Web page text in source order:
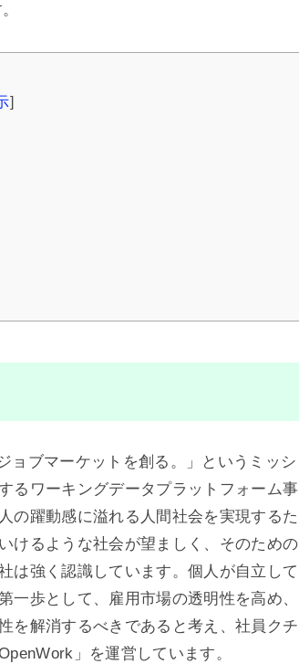
]
ョブマーケットを創る。」というミッシ
るワーキングデータプラットフォーム事
の躍動感に溢れる人間社会を実現するた
けるような社会が望ましく、そのための
は強く認識しています。個人が自立して
歩として、雇用市場の透明性を高め、
を解消するべきであると考え、社員クチ
」を運営しています。